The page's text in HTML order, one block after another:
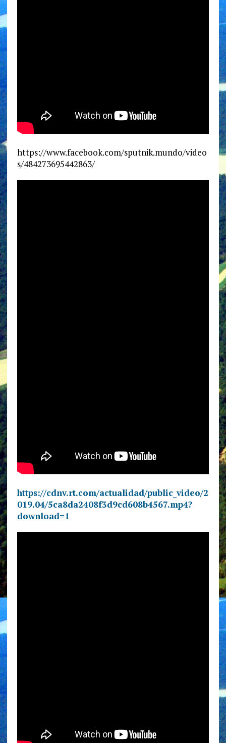
https://www.facebook.com/sputnik.mundo/video
s/484273695442863/
https://cdnv.rt.com/actualidad/public_video/2
019.04/5ca8da2408f3d9cd608b4567.mp4?
download=1